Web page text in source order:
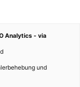
Analytics - via
und